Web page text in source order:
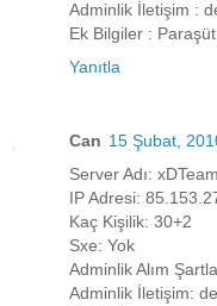
Adminlik İletişim :
Ek Bilgiler :
Yanıtla
Can 15 Şubat,
Server Adı:
IP Adresi:
Kaç Kişilik: 30+2
Sxe: Yok
Adminlik Alım
Adminlik İletişim: